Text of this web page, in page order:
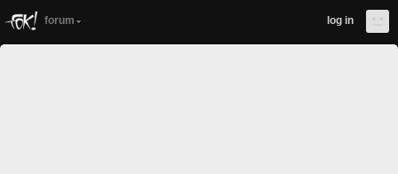
forum log in